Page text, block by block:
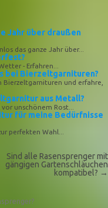
Jahr über draußen
das ganze Jahr über...
- Erfahren...
bei Bierzeltgarnituren?
Bierzeltgarnituren und erfahre,
aus Metall?
unschönem Rost...
für meine Bedürfnisse
perfekten Wahl...
Sind alle Rasensprenger mit
gängigen Gartenschläuchen
kompatibel? →